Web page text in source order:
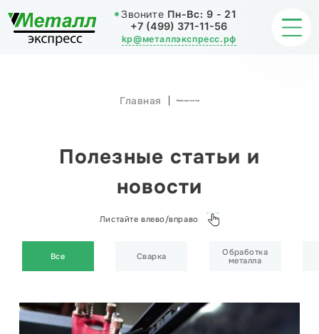
Звоните Пн-Вс: 9 - 21
+7 (499) 371-11-56
kp@металлэкспресс.рф
ОБРАБОТКА МЕТАЛЛА
ИЗДЕЛИЯ
НАШИ РАБОТЫ
О КОМПАНИИ
Главная Полезные статьи
Полезные статьи и
новости
Листайте влево/вправо
Все Сварка
Обработка
металла